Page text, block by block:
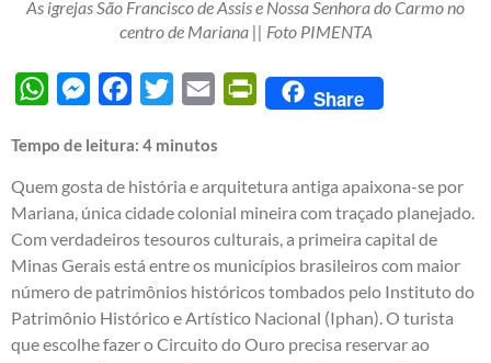
As igrejas São Francisco de Assis e Nossa Senhora do Carmo no
centro de Mariana || Foto PIMENTA
WhatsAppMessengerFacebook
Twitter Email PrintFriendly
Share
Tempo de leitura: 4 minutos
Quem gosta de história e arquitetura antiga apaixona-se por
Mariana, única cidade colonial mineira com traçado planejado.
Com verdadeiros tesouros culturais, a primeira capital de
Minas Gerais está entre os municípios brasileiros com maior
número de patrimônios históricos tombados pelo Instituto do
Patrimônio Histórico e Artístico Nacional (Iphan). O turista
que escolhe fazer o Circuito do Ouro precisa reservar ao